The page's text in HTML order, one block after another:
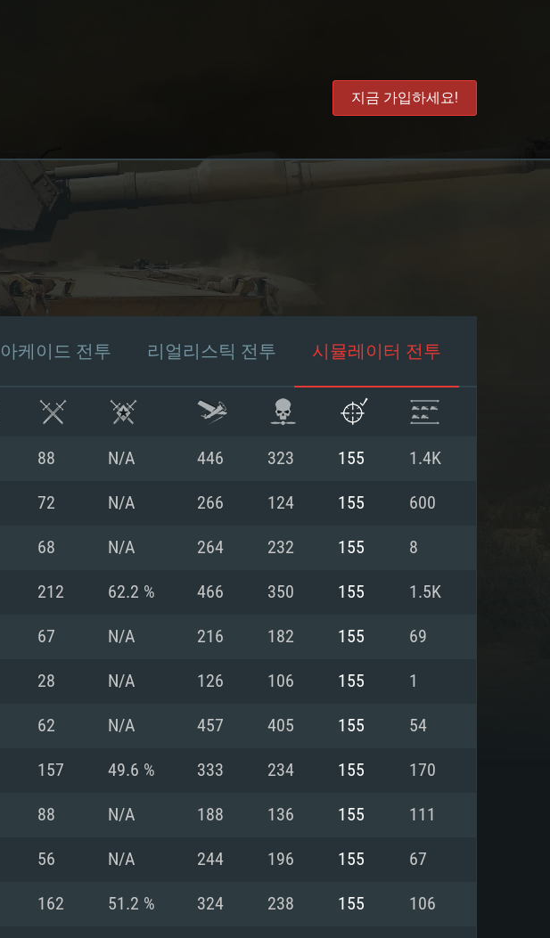
지금 가입하세요!
사항
Linux
사양
사양
사양
아케이드 전투 리얼리스틱 전투 시뮬레이터 전투
88 N/A 446 323 155 1.4K
72 N/A 266 124 155 600
68 N/A 264 232 155 8
212 62.2 % 466 350 155 1.5K
67 N/A 216 182 155 69
28 N/A 126 106 155 1
62 N/A 457 405 155 54
157 49.6 % 333 234 155 170
88 N/A 188 136 155 111
56 N/A 244 196 155 67
162 51.2 % 324 238 155 106